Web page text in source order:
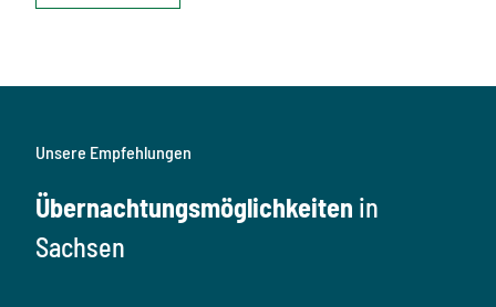
Unsere Empfehlungen
Übernachtungsmöglichkeiten in
Sachsen